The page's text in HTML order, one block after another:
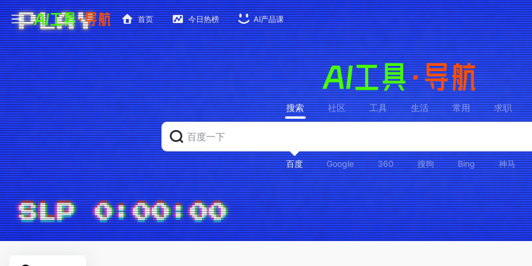
首页 今日热榜 AI产品课
搜索 社区 工具 生活 常用 求职
百度 Google 360 搜狗 Bing 神马